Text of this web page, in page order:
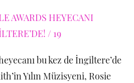
bu kez de İngiltere’de
Yılın Müzisyeni, Rosie